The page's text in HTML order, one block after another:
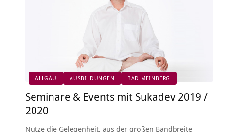
ALLGÄU AUSBILDUNGEN BAD MEINBERG
Seminare & Events mit Sukadev 2019 /
2020
Nutze die Gelegenheit, aus der großen Bandbreite